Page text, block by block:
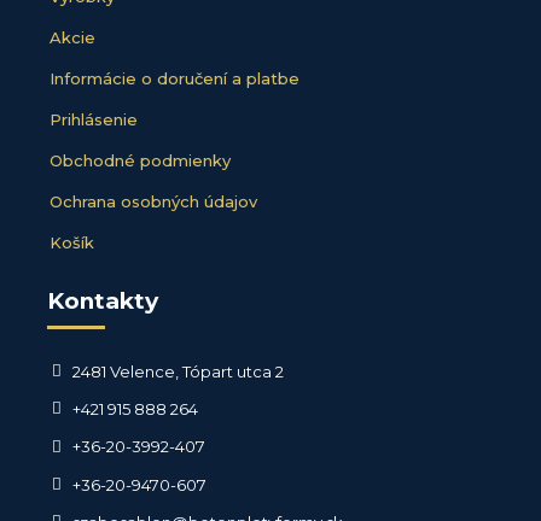
Akcie
Informácie o doručení a platbe
Prihlásenie
Obchodné podmienky
Ochrana osobných údajov
Košík
Kontakty
2481 Velence, Tópart utca 2
+421 915 888 264
+36-20-3992-407
+36-20-9470-607